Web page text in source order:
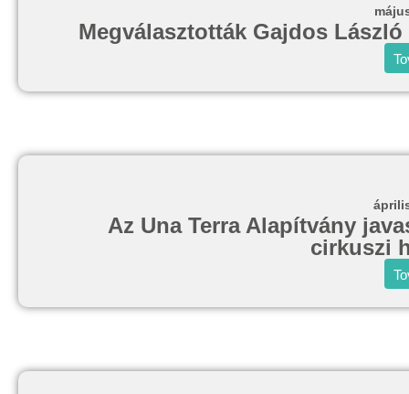
Megválasztották Gajdos
Az Una Terra Alapítvány
cirkuszi